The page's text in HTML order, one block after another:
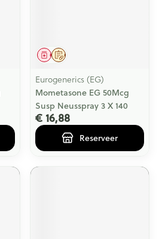
Op voorschrift
Geneesmiddel
Eurogenerics (EG)
Mometasone EG 50Mcg
Susp Neusspray 3 X 140
€ 16,88
Reserveer